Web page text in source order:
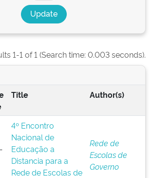
1-1 of 1 (Search time: 0.003 seconds).
Title Author(s)
4º Encontro
Nacional de
Educação a
Distancia para a
Rede de Escolas de
Rede de
Escolas de
Governo